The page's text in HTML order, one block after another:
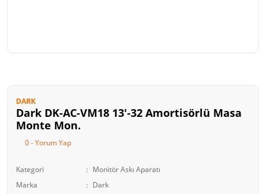
DARK
Dark DK-AC-VM18 13'-32 Amortisörlü Masa
Monte Mon.
0 - Yorum Yap
Kategori
Monitör Askı Aparatı
Marka
Dark